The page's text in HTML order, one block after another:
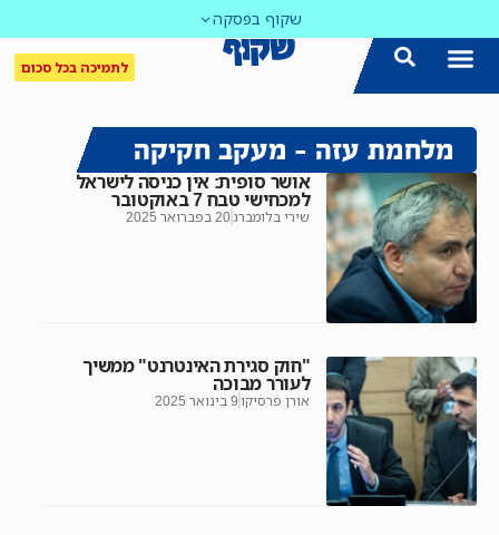
שקוף בפסקה
לתמיכה בכל סכום
מלחמת עזה – מעקב חקיקה
אושר סופית: אין כניסה לישראל
למכחישי טבח 7 באוקטובר
שירי בלומברג20 בפברואר 2025
"חוק סגירת האינטרנט" ממשיך
לעורר מבוכה
אורן פרסיקו 9 בינואר 2025